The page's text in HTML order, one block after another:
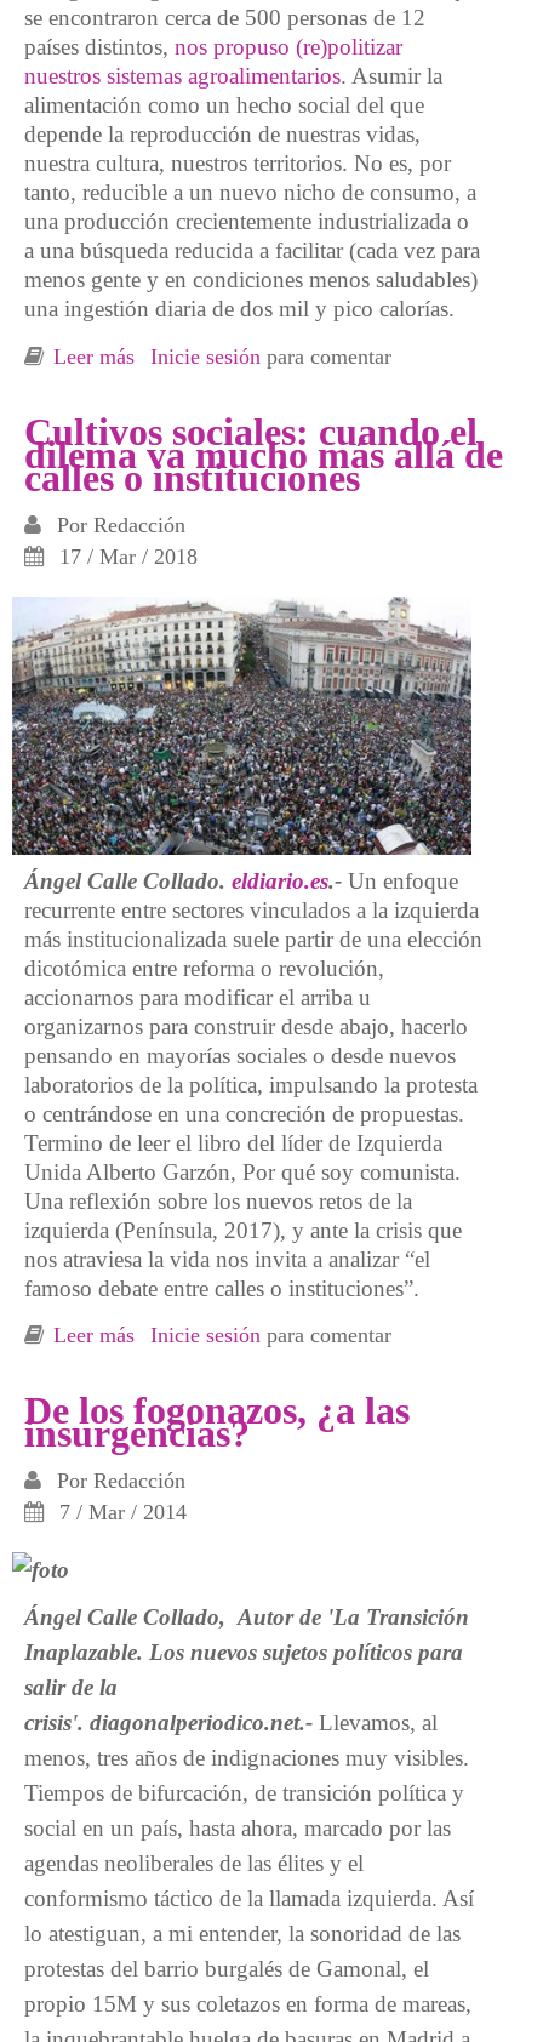
se encontraron cerca de 500 personas de 12
países distintos, nos propuso (re)politizar
nuestros sistemas agroalimentarios. Asumir la
alimentación como un hecho social del que
depende la reproducción de nuestras vidas,
nuestra cultura, nuestros territorios. No es, por
tanto, reducible a un nuevo nicho de consumo, a
una producción crecientemente industrializada o
a una búsqueda reducida a facilitar (cada vez para
menos gente y en condiciones menos saludables)
una ingestión diaria de dos mil y pico calorías.
Leer más sobre Biosindicalismo alimentario
Inicie sesión para comentar
Cultivos sociales: cuando el
dilema va mucho más allá de
calles o instituciones
Por Redacción
17 / Mar / 2018
Ángel Calle Collado. eldiario.es.- Un enfoque
recurrente entre sectores vinculados a la izquierda
más institucionalizada suele partir de una elección
dicotómica entre reforma o revolución,
accionarnos para modificar el arriba u
organizarnos para construir desde abajo, hacerlo
pensando en mayorías sociales o desde nuevos
laboratorios de la política, impulsando la protesta
o centrándose en una concreción de propuestas.
Termino de leer el libro del líder de Izquierda
Unida Alberto Garzón, Por qué soy comunista.
Una reflexión sobre los nuevos retos de la
izquierda (Península, 2017), y ante la crisis que
nos atraviesa la vida nos invita a analizar “el
famoso debate entre calles o instituciones”.
Leer más sobre Cultivos sociales: cuando el dilema va
Inicie sesión para comentar
De los fogonazos, ¿a las
insurgencias?
Por Redacción
7 / Mar / 2014
Ángel Calle Collado,Autor de 'La Transición
Inaplazable. Los nuevos sujetos políticos para
salir de la
crisis'. diagonalperiodico.net.- Llevamos, al
menos, tres años de indignaciones muy visibles.
Tiempos de bifurcación, de transición política y
social en un país, hasta ahora, marcado por las
agendas neoliberales de las élites y el
conformismo táctico de la llamada izquierda. Así
lo atestiguan, a mi entender, la sonoridad de las
protestas del barrio burgalés de Gamonal, el
propio 15M y sus coletazos en forma de mareas,